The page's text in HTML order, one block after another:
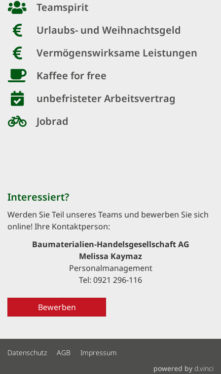
Teamspirit
Urlaubs- und Weihnachtsgeld
Vermögenswirksame Leistungen
Kaffee for free
unbefristeter Arbeitsvertrag
Jobrad
Interessiert?
Werden Sie Teil unseres Teams und bewerben Sie sich
online! Ihre Kontaktperson:
Baumaterialien-Handelsgesellschaft AG
Melissa Kaymaz
Personalmanagement
Tel: 0921 296-116
Bewerben
Datenschutz AGB
Impressum
powered by d.vinci